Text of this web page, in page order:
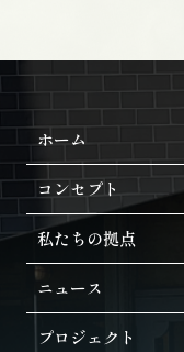
ホーム
コンセプト
私たちの拠点
ニュース
プロジェクト